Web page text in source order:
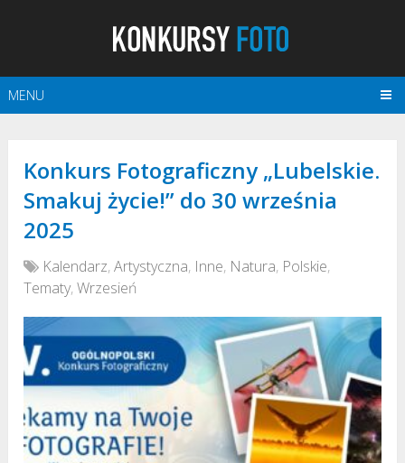
MENU
Konkurs Fotograficzny „Lubelskie.
Smakuj życie!” do 30 września
2025
Kalendarz,Artystyczna, Inne, Natura, Polskie,
Tematy,Wrzesień